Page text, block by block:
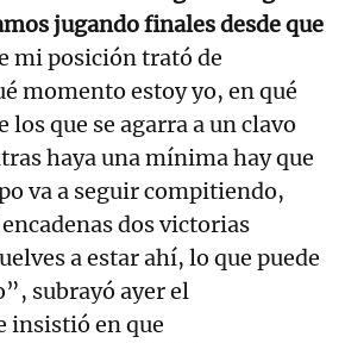
jugando finales desde que
mi posición trató de
momento estoy yo, en qué
los que se agarra a un clavo
haya una mínima hay que
va a seguir compitiendo,
dos victorias
a estar ahí, lo que puede
subrayó ayer el
insistió en que